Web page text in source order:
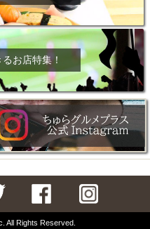
お店特集！
All Rights Reserved.